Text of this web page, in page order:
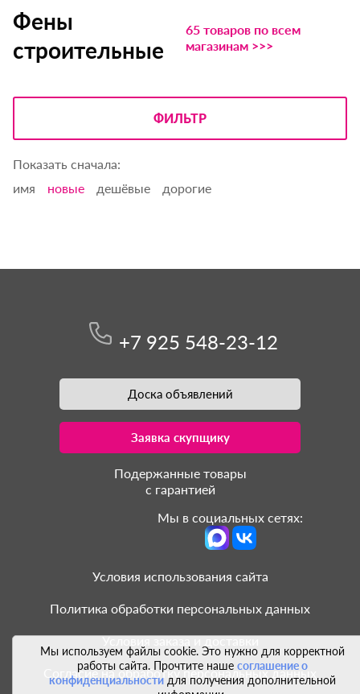
Фены
строительные
65 товаров по всем
магазинам >>>
ФИЛЬТР
Показать сначала:
имя
новые дешёвые дорогие
Мы используем файлы cookie. Это нужно для корректной
работы сайта. Прочтите наше соглашение о
конфиденциальностидля получения дополнительной
+7 925 548-23-12
Доска объявлений
Заявка скупщику
Подержанные товары
с гарантией
Мы в социальных сетях:
Условия использования сайта
Политика обработки персональных данных
Условия заказа и доставки
Согласие на обработку персональных данных